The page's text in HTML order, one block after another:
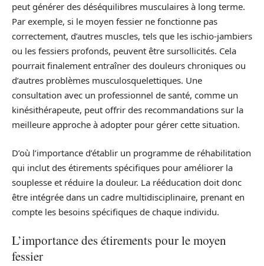
peut générer des déséquilibres musculaires à long terme.
Par exemple, si le moyen fessier ne fonctionne pas
correctement, d’autres muscles, tels que les ischio-jambiers
ou les fessiers profonds, peuvent être sursollicités. Cela
pourrait finalement entraîner des douleurs chroniques ou
d’autres problèmes musculosquelettiques. Une
consultation avec un professionnel de santé, comme un
kinésithérapeute, peut offrir des recommandations sur la
meilleure approche à adopter pour gérer cette situation.
D’où l’importance d’établir un programme de réhabilitation
qui inclut des étirements spécifiques pour améliorer la
souplesse et réduire la douleur. La rééducation doit donc
être intégrée dans un cadre multidisciplinaire, prenant en
compte les besoins spécifiques de chaque individu.
L’importance des étirements pour le moyen
fessier